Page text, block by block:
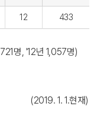
12 433
명, '12년 1,057명)
(2019. 1. 1.현재)